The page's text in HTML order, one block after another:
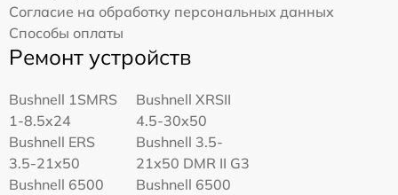
Согласие на обработку персональных данных
Способы оплаты
Ремонт устройств
Bushnell 1SMRS
1-8.5x24
Bushnell XRSII
4.5-30x50
Bushnell ERS
3.5-21x50
Bushnell 3.5-
21x50 DMR II G3
Bushnell 6500
Bushnell 6500